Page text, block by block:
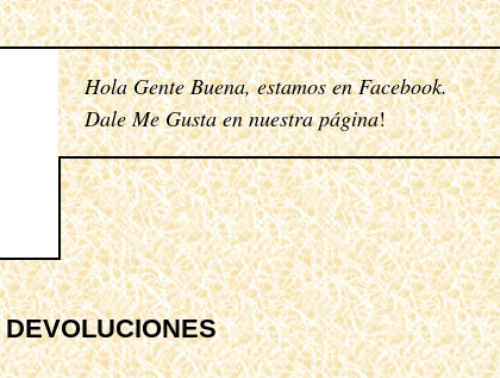
Hola Gente Buena, estamos enFacebook.
Dale Me Gusta en nuestra página!
DEVOLUCIONES